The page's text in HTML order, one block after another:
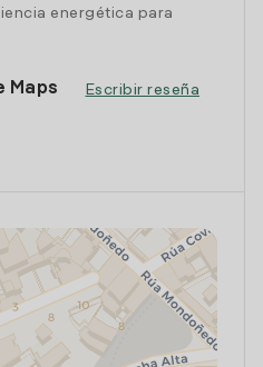
energética para
Maps Escribir reseña